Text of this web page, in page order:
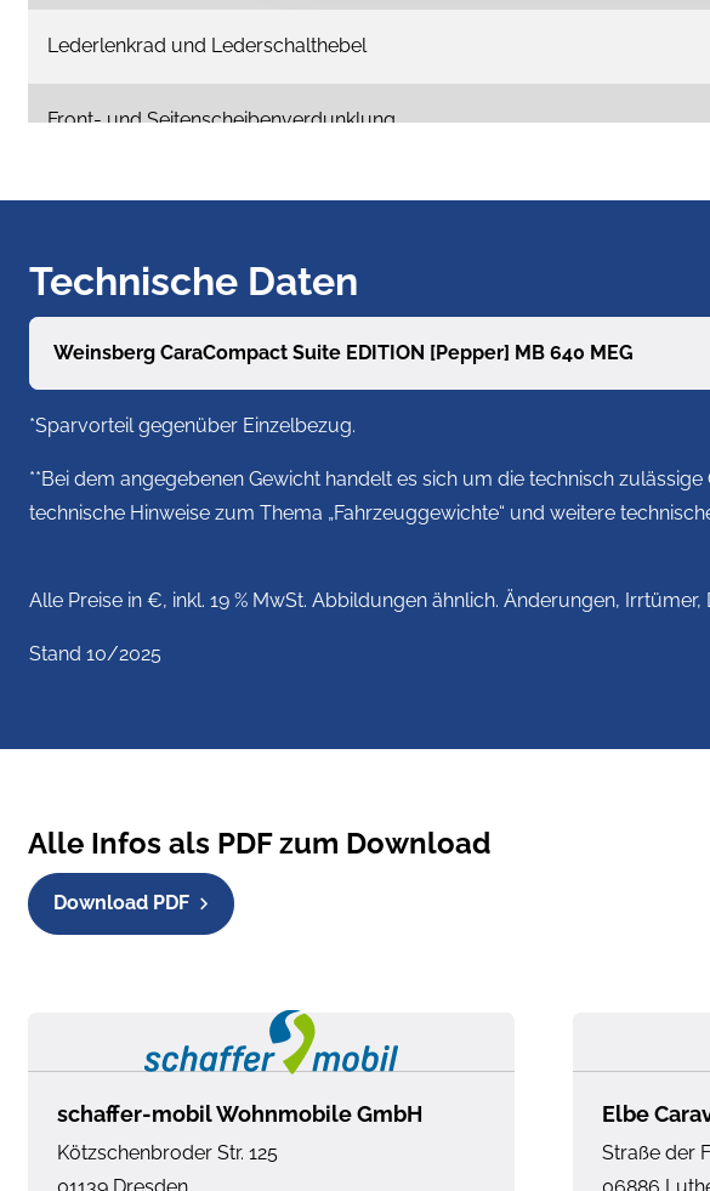
Lederlenkrad und Lederschalthebel
Front- und Seitenscheibenverdunklung
Außenspiegel beheizbar und elektrisch verstellbar
Smartphone Integrationspaket - Navigationsmöglichkeit durch Apple Car
Ausstellfenster Hutze, mit Insektenschutz und Verdunklung (Bug)
Insektenschutztür
230 V SCHUKO-Steckdose zusätzlich (Garage, 1 Stück)
Stimmungsvolle Ambientebeleuchtung
Vorverkabelung für TV (Schlafbereich)
Sonderbeklebung EDITION [PEPPER]
Polster: MALABAR
Technische Daten
Weinsberg CaraCompact Suite EDITION [Pepper] MB 640 MEG
*Sparvorteil gegenüber Einzelbezug.
**Bei dem angegebenen Gewicht handelt es sich um die technisch
technische Hinweise zum Thema „Fahrzeuggewichte“ und weitere
Alle Preise in €, inkl. 19 % MwSt. Abbildungen ähnlich. Änderungen,
Stand 10/2025
Alle Infos als PDF zum Download
Download PDF
schaffer-mobil Wohnmobile GmbH
Kötzschenbroder Str. 125
Elbe
Straße der